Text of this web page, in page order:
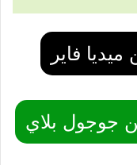
فاير
جوجول بلاي